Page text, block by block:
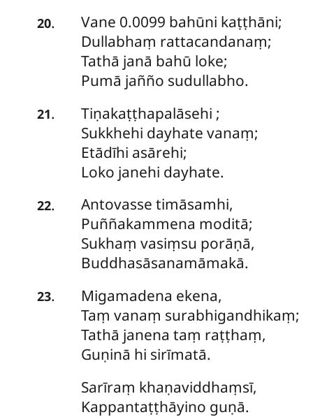
20.
Vane 0.0099 bahūni kaṭṭhāni;
Dullabhaṃ rattacandanaṃ;
Tathā janā bahū loke;
Pumā jañño sudullabho.
21. Tiṇakaṭṭhapalāsehi ;
Sukkhehi dayhate vanaṃ;
Etādīhi asārehi;
Loko janehi dayhate.
22. Antovasse timāsamhi,
Puññakammena moditā;
Sukhaṃ vasiṃsu porāṇā,
Buddhasāsanamāmakā.
23. Migamadena ekena,
Taṃ vanaṃ surabhigandhikaṃ;
Tathā janena taṃ raṭṭhaṃ,
Guṇinā hi sirīmatā.
Sarīraṃ khaṇaviddhaṃsī,
Kappantaṭṭhāyino guṇā.